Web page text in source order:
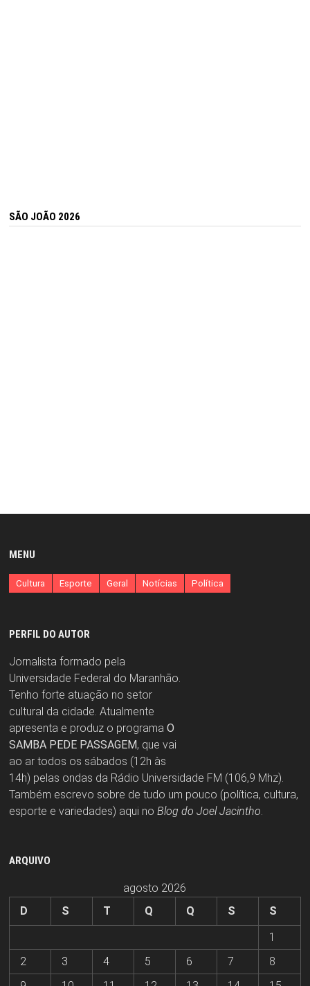
SÃO JOÃO 2026
MENU
Cultura Esporte Geral Notícias Política
PERFIL DO AUTOR
Jornalista formado pela
Universidade Federal do Maranhão.
Tenho forte atuação no setor
cultural da cidade. Atualmente
apresenta e produz o programa O
SAMBA PEDE PASSAGEM, que vai
ao ar todos os sábados (12h às
14h) pelas ondas da Rádio Universidade FM (106,9 Mhz).
Também escrevo sobre de tudo um pouco (política, cultura,
esporte e variedades) aqui no Blog do Joel Jacintho.
ARQUIVO
agosto 2026
D
S T Q Q S
S
1
2
3 4 5 6 7
8